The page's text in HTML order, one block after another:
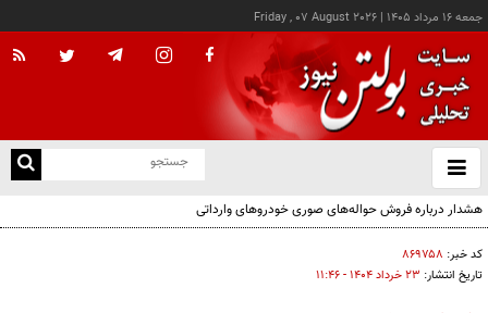
جمعه ۱۶ مرداد ۱۴۰۵ |
Friday , 07 August 2026
باز
و
هشدار درباره فروش حواله‌های صوری خودروهای وارداتی
کد خبر: ۸۶۹۷۵۸
تاریخ انتشار: ۲۳ خرداد ۱۴۰۴ - ۱۱:۴۶